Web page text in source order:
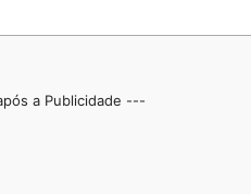
a Publicidade ---